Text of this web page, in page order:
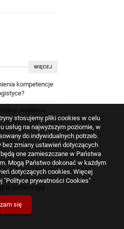
stosujemy pliki cookies w celu
usług na najwyższym poziomie, w
do indywidualnych potrzeb.
bez zmiany ustawień dotyczących
one zamieszczane w Państwa
Mogą Państwo dokonać w każdym
dotyczących cookies. Więcej
"Polityce prywatności Cookies"
się
WIĘCEJ
kompetencje
wsparcie
projektów do
do pielęgnacji
r.
technologię
ostatnich